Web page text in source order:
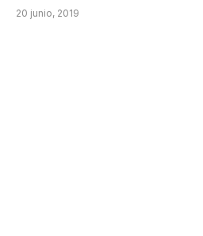
20 junio, 2019